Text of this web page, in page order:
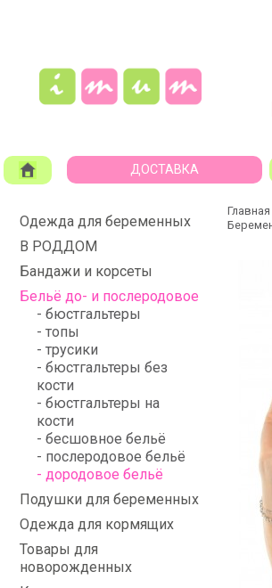
ДОСТАВКА
Одежда для беременных
В РОДДОМ
Бандажи и корсеты
Бельё до- и послеродовое
- бюстгальтеры
- топы
- трусики
- бюстгальтеры без
кости
- бюстгальтеры на
кости
- бесшовное бельё
- послеродовое бельё
- дородовое бельё
Подушки для беременных
Одежда для кормящих
Товары для
новорожденных
Главная